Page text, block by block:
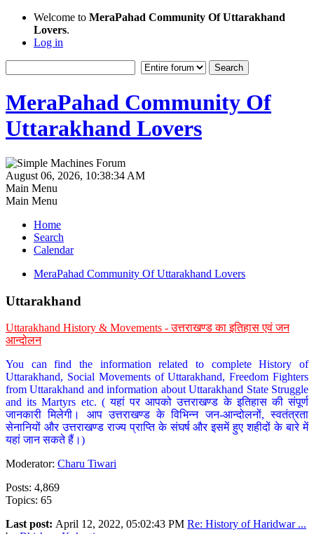
Welcome to MeraPahad Community Of Uttarakhand
Lovers.
Log in
MeraPahad Community Of
Uttarakhand Lovers
August 06, 2026, 10:38:34 AM
Main Menu
Main Menu
Home
Search
Calendar
MeraPahad Community Of Uttarakhand Lovers
Uttarakhand
Uttarakhand History & Movements - उत्तराखण्ड का इतिहास एवं जन
आन्दोलन
You can find the information related to complete History of
Uttarakhand, Social Movements of Uttarakhand, Freedom Fighters
from Uttarakhand and information about Uttarakhand State Struggle
and its Martyrs etc. ( यहां पर आपको उत्तराखण्ड के इतिहास की संपूर्ण
जानकारी मिलेगी। आप उत्तराखण्ड के विभिन्न जन-आन्दोलनों, स्वतंत्रता
सेनानियों और उत्तराखण्ड राज्य प्राप्ति के संघर्ष और इसमें हुए शहीदों के बारे में
यहां जान सकते हैं।)
Moderator: Charu Tiwari
Posts: 4,869
Topics: 65
Last post: April 12, 2022, 05:02:43 PM Re: History of Haridwar ...